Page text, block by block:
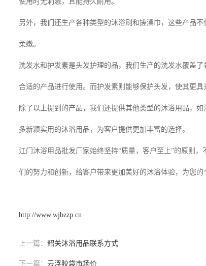
另外，我们还生产各种类型的沐浴刷和搓澡巾，这些产品
柔嫩。
洗发水和护发素是头发护理的品，我们生产的洗发水覆盖
合适的产品进行使用。而护发素则能够保护头发，使其更具
除了以上提到的产品，我们还提供其他类型的沐浴用品，
多新颖实用的沐浴用品，为客户提供更加丰富的选择。
江门沐浴用品批发厂家始终坚持“质量，客户至上”的原则
们的努力和创新，给客户带来更加美好的沐浴体验，为您
http://www.wjbzzp.cn
上一篇： 韶关沐浴用品联系方式
下一篇： 云浮胶袋市场价